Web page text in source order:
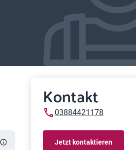
Kontakt
03884421178
Jetzt kontaktieren